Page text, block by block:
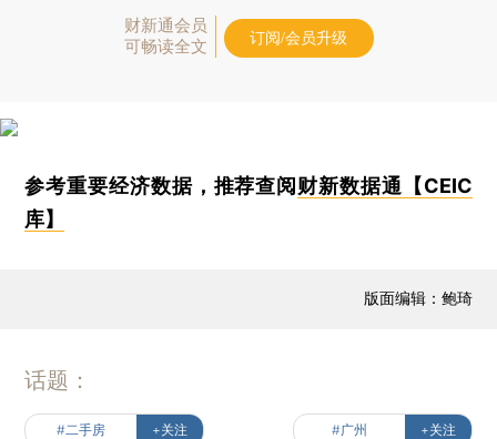
财新通会员
可畅读全文
订阅/会员升级
参考重要经济数据，推荐查阅财新数据通【CEIC
库】
版面编辑：鲍琦
话题：
#二手房 +关注 #广州 +关注